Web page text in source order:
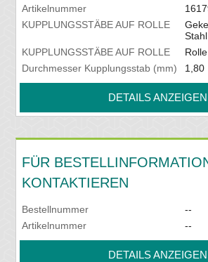
Artikelnummer
KUPPLUNGSSTÄBE AUF ROLLE
Stahl
KUPPLUNGSSTÄBE AUF ROLLE
Durchmesser Kupplungsstab (mm)
1,80
DETAILS ANZEIGEN
FÜR
KONTAKTIEREN
Bestellnummer
--
Artikelnummer
--
DETAILS ANZEIGEN